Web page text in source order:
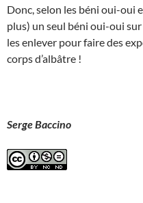
Donc, selon les béni oui-oui
plus) un seul béni oui-oui
les enlever pour faire des
corps d’albâtre !
Serge Baccino